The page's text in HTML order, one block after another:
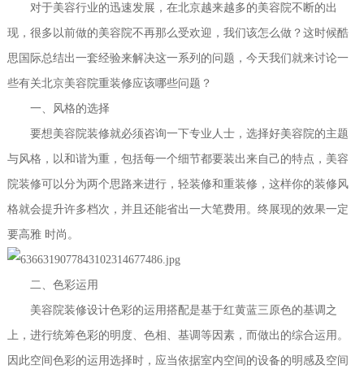
对于美容行业的迅速发展，在北京越来越多的美容院不断的出
现，很多以前做的美容院不再那么受欢迎，我们该怎么做？这时候酷
思国际总结出一套经验来解决这一系列的问题，今天我们就来讨论一
些有关北京美容院重装修应该哪些问题？
一、风格的选择
要想美容院装修就必须咨询一下专业人士，选择好美容院的主题
与风格，以和谐为重，包括每一个细节都要装出来自己的特点，美容
院装修可以分为两个思路来进行，轻装修和重装修，这样你的装修风
格就会提升许多档次，并且还能省出一大笔费用。终展现的效果一定
要高雅 时尚。
二、色彩运用
美容院装修设计色彩的运用搭配是基于红黄蓝三原色的基调之
上，进行统筹色彩的明度、色相、基调等因素，而做出的综合运用。
因此空间色彩的运用选择时，应当依据室内空间的设备的明感及空间